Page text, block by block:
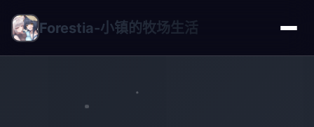
Forestia-小镇的牧场生活